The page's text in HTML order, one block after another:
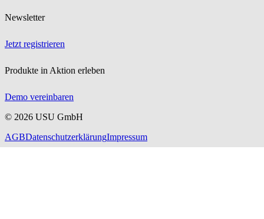
Newsletter
Jetzt registrieren
Produkte in Aktion erleben
Demo vereinbaren
© 2026 USU GmbH
AGBDatenschutzerklärungImpressum